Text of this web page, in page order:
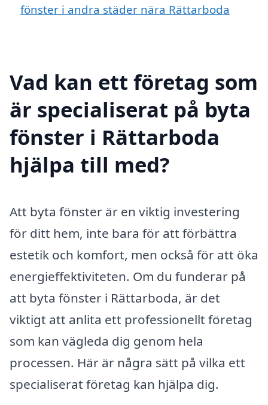
fönster i andra städer nära Rättarboda
Vad kan ett företag som
är specialiserat på byta
fönster i Rättarboda
hjälpa till med?
Att byta fönster är en viktig investering
för ditt hem, inte bara för att förbättra
estetik och komfort, men också för att öka
energieffektiviteten. Om du funderar på
att byta fönster i Rättarboda, är det
viktigt att anlita ett professionellt företag
som kan vägleda dig genom hela
processen. Här är några sätt på vilka ett
specialiserat företag kan hjälpa dig.